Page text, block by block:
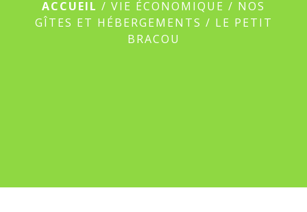
ACCUEIL / VIE ÉCONOMIQUE / NOS
GÎTES ET HÉBERGEMENTS / LE PETIT
BRACOU